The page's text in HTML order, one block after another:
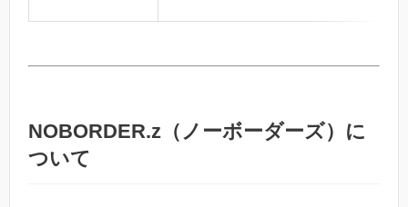
NOBORDER.z（ノーボーダーズ）に
ついて